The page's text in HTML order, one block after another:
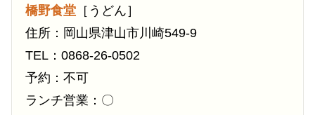
橋野食堂 ［うどん］
住所：岡山県津山市川崎549-9
TEL：0868-26-0502
予約：不可
ランチ営業：〇